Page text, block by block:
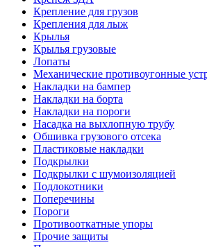
Крепление для грузов
Крепления для лыж
Крылья
Крылья грузовые
Лопаты
Механические противоугонные
Накладки на бампер
Накладки на борта
Накладки на пороги
Насадка на выхлопную трубу
Обшивка грузового отсека
Пластиковые накладки
Подкрылки
Подкрылки с шумоизоляцией
Подлокотники
Поперечины
Пороги
Противооткатные упоры
Прочие защиты